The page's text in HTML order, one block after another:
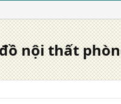
nội thất